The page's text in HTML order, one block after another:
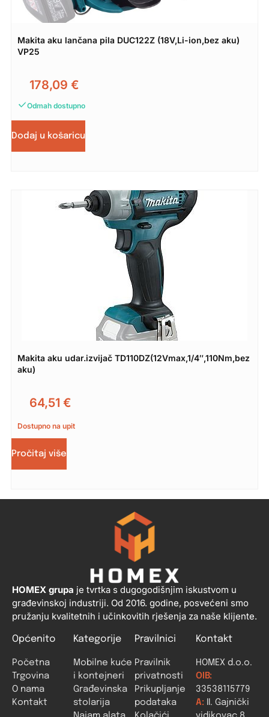
Makita aku lančana pila DUC122Z (18V,Li-ion,bez aku)
VP25
178,09 €
Odmah dostupno
Dodaj u košaricu
Makita aku udar.izvijač TD110DZ(12Vmax,1/4″,110Nm,bez
aku)
64,51 €
Dostupno na upit
Pročitaj više
HOMEX grupa je tvrtka s dugogodišnjim iskustvom u
građevinskoj industriji. Od 2016. godine, posvećeni smo
pružanju kvalitetnih i učinkovitih rješenja za naše klijente.
Općenito
Početna
Trgovina
O nama
Kontakt
Kategorije
Mobilne kuće
i kontejneri
Građevinska
stolarija
Pravilnici
Pravilnik
privatnosti
Prikupljanje
podataka
Kontakt
HOMEX d.o.o.
OIB:
33538115779
A: II. Gajnički